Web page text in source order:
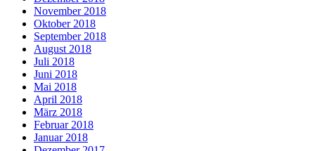
November 2018
Oktober 2018
September 2018
August 2018
Juli 2018
Juni 2018
Mai 2018
April 2018
März 2018
Februar 2018
Januar 2018